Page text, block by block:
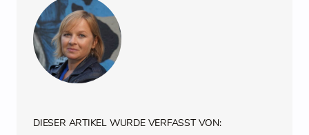
DIESER ARTIKEL WURDE VERFASST VON: